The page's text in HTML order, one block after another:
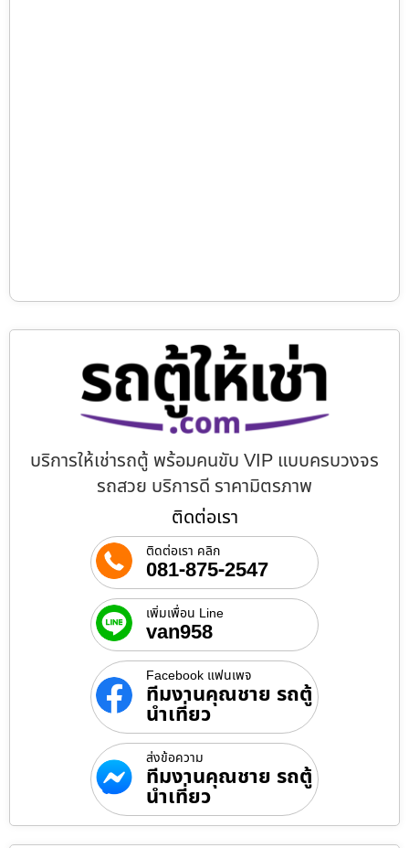
บริการให้เช่ารถตู้ พร้อมคนขับ VIP แบบครบวงจร
รถสวย บริการดี ราคามิตรภาพ
ติดต่อเรา
ติดต่อเรา คลิก
081-875-2547
เพิ่มเพื่อน Line
van958
Facebook แฟนเพจ
ทีมงานคุณชาย รถตู้
นำเที่ยว
ส่งข้อความ
ทีมงานคุณชาย รถตู้
นำเที่ยว